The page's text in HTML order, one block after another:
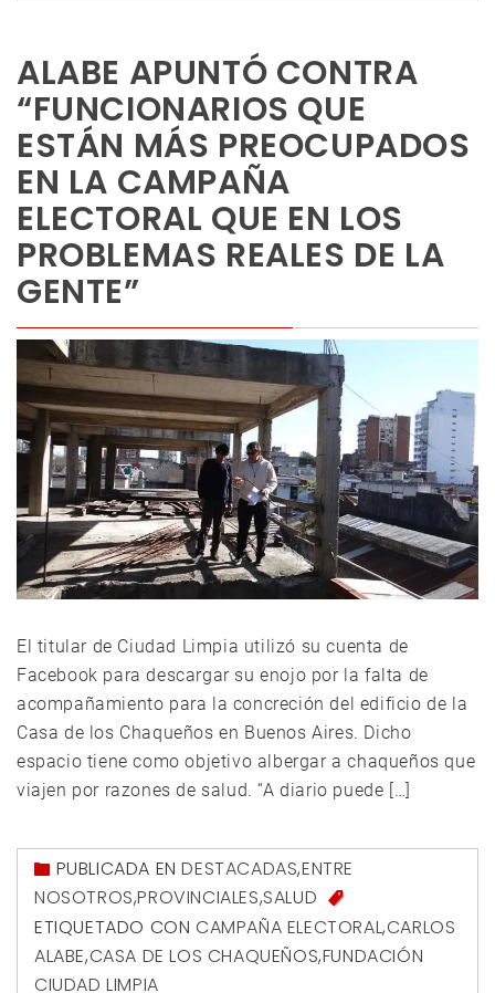
ALABE APUNTÓ CONTRA
“FUNCIONARIOS QUE
ESTÁN MÁS PREOCUPADOS
EN LA CAMPAÑA
ELECTORAL QUE EN LOS
PROBLEMAS REALES DE LA
GENTE”
El titular de Ciudad Limpia utilizó su cuenta de
Facebook para descargar su enojo por la falta de
acompañamiento para la concreción del edificio de la
Casa de los Chaqueños en Buenos Aires. Dicho
espacio tiene como objetivo albergar a chaqueños que
viajen por razones de salud. “A diario puede […]
PUBLICADA ENDESTACADAS,ENTRE
NOSOTROS,PROVINCIALES,SALUD
ETIQUETADO CON CAMPAÑA ELECTORAL,CARLOS
ALABE,CASA DE LOS CHAQUEÑOS,FUNDACIÓN
CIUDAD LIMPIA